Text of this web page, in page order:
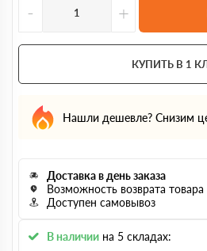
- +
КУПИТЬ В 1
Нашли дешевле? Снизим
Доставка в день заказа
Возможность возврата товара
Доступен самовывоз
В наличии на 5 складах: